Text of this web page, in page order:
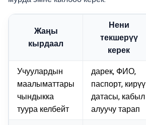
Жаңы
кырдаал
Нени
текшерүү
керек
Учуулардын
маалыматтары
чындыкка
туура келбейт
дарек, ФИО,
паспорт, кирүү
датасы, кабыл
алуучу тарап